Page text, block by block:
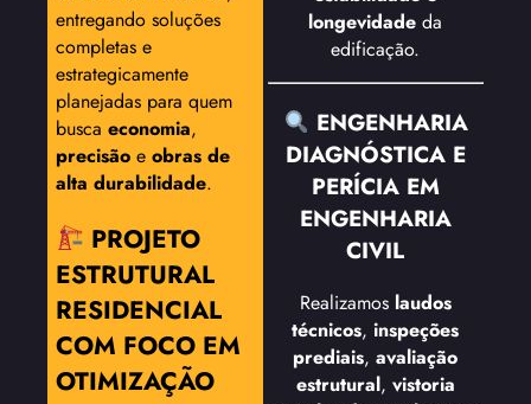
entregando soluções
completas e
estrategicamente
planejadas para quem
buscaeconomia,
precisão eobras de
alta durabilidade.
PROJETO
ESTRUTURAL
RESIDENCIAL
COM FOCO EM
OTIMIZAÇÃO
longevidade da
edificação.
ENGENHARIA
DIAGNÓSTICA E
PERÍCIA EM
ENGENHARIA
CIVIL
Realizamos laudos
técnicos,inspeções
prediais,avaliação
estrutural, vistoria